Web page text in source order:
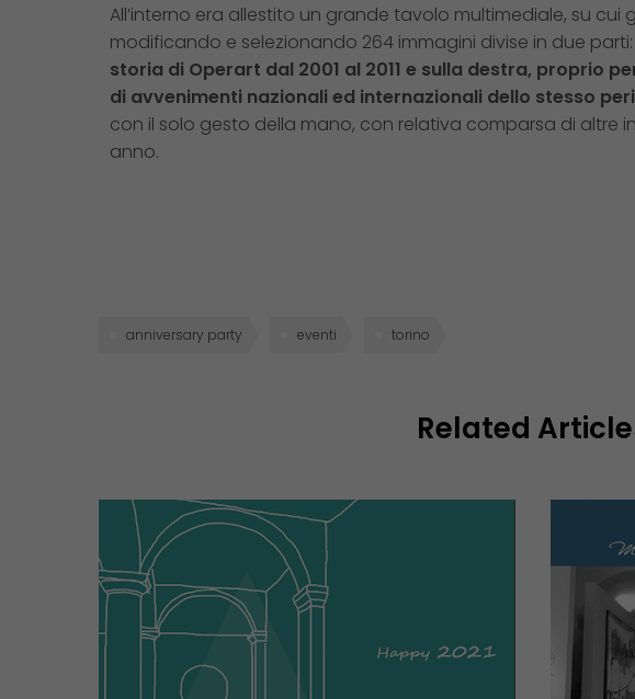
All’interno era allestito un grande tavolo multimediale, su
modificando e selezionando 264 immagini divise in due parti:
storia di Operart dal 2001 al 2011 e sulla destra, proprio
di avvenimenti nazionali ed internazionali dello stesso
con il solo gesto della mano, con relativa comparsa di altre
anno.
anniversary party eventi torino
Related
COMPLEMENTI